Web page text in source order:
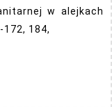
w alejkach
184,